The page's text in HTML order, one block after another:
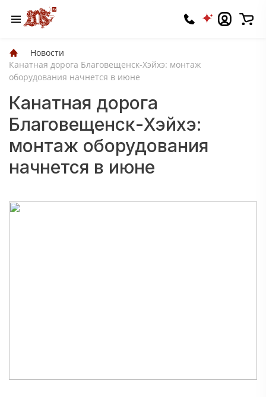
Новости
Канатная дорога Благовещенск-Хэйхэ: монтаж
оборудования начнется в июне
Канатная дорога
Благовещенск-Хэйхэ:
монтаж оборудования
начнется в июне